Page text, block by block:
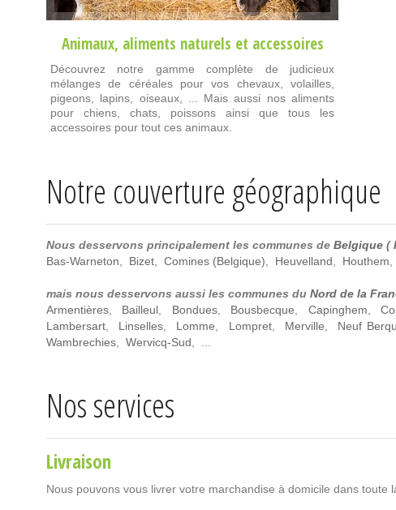
Animaux, aliments naturels et accessoires
Découvrez notre gamme complète de judicieux
mélanges de céréales pour vos chevaux, volailles,
pigeons, lapins, oiseaux, ... Mais aussi nos aliments
pour chiens, chats, poissons ainsi que tous les
accessoires pour tout ces animaux.
Notre couverture géographique
Nous desservons principalement les communes de Belgique (
Bas-Warneton
Bizet Comines (Belgique) Heuvelland Houthem
mais nous desservons aussi les communes du Nord de la
Armentières
Bailleul Bondues, Bousbecque Capinghem
Lambersart
Linselles Lomme Lompret, Merville Neuf
Wambrechies
Wervicq-Sud
Nos services
Livraison
Nous pouvons vous livrer votre marchandise à domicile dans toute